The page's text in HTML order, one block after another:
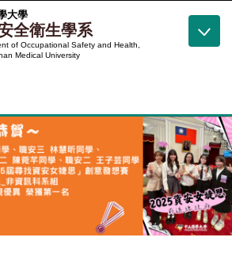
大學
全衛生學系
of Occupational Safety and Health,
Medical University